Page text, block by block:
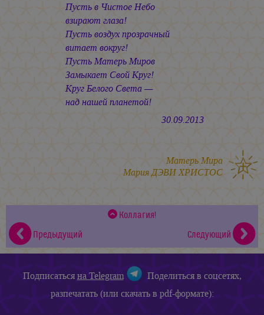
Пусть в Чистое Небо
взирают глаза!
Пусть воздух прозрачный
витает вокруг!
Пусть Матерь Миров
Замыкает Свой Круг!
Круг Белого Света —
над нашей планетой!
30.09.2013
Матерь Мира
Мария ДЭВИ ХРИСТОС
Коллагия!
Предыдущий
Следующий
Подписатьсяна Telegram
Поделиться в соцсетях,
разпечатать (или скачать в pdf-формате):